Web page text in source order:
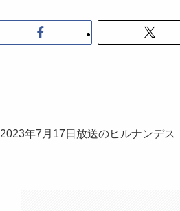
2023年7月17日放送のヒルナンデス